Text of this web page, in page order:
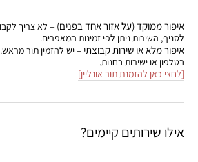
איפור ממוקד (על אזור אחד בפנים) – לא צריך
לסניף, השירות ניתן לפי זמינות המאפרים.
איפור מלא או שירות קבוצתי – יש להזמין תור מראש.
בטלפון או ישירות בחנות.
[לחצי כאן להזמנת תור אונליין]
אילו שירותים קיימים?